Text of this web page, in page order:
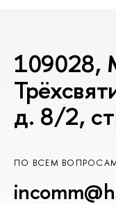
109028,
д. 8/2,
ПО ВСЕМ